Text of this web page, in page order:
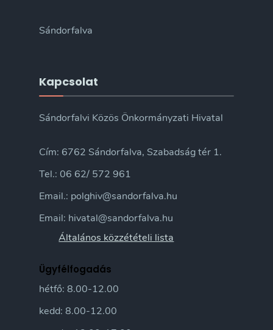
Sándorfalva
Kapcsolat
Sándorfalvi Közös Önkormányzati Hivatal
Cím: 6762 Sándorfalva, Szabadság tér 1.
Tel.: 06 62/ 572 961
Email.: polghiv@sandorfalva.hu
Email: hivatal@sandorfalva.hu
Általános közzétételi lista
Ügyfélfogadás
hétfő: 8.00-12.00
kedd: 8.00-12.00